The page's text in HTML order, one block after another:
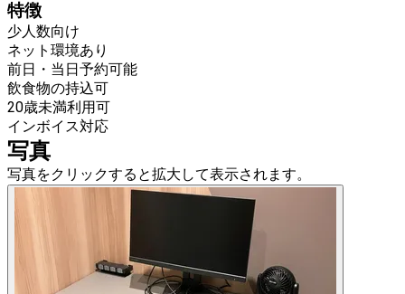
特徴
少人数向け
ネット環境あり
前日・当日予約可能
飲食物の持込可
20歳未満利用可
インボイス対応
写真
写真をクリックすると拡大して表示されます。